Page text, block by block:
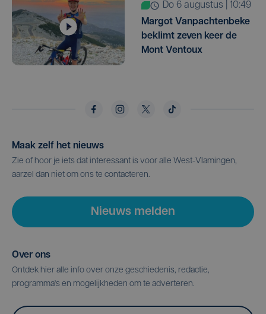
do 6 augustus | 10:49
Margot Vanpachtenbeke
beklimt zeven keer de
Mont Ventoux
Maak zelf het nieuws
Zie of hoor je iets dat interessant is voor alle West-Vlamingen,
aarzel dan niet om ons te contacteren.
Nieuws melden
Over ons
Ontdek hier alle info over onze geschiedenis, redactie,
programma's en mogelijkheden om te adverteren.